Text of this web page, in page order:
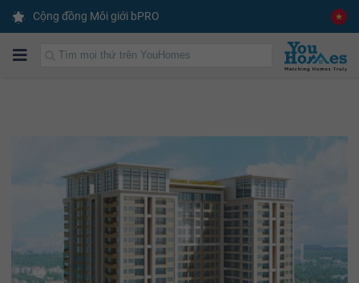
Cộng đồng Môi giới bPRO ✕
Gói dịch vụ CAM KẾT
CHO THUÊ ĐƯỢC NHÀ TRONG 2 THÁNG